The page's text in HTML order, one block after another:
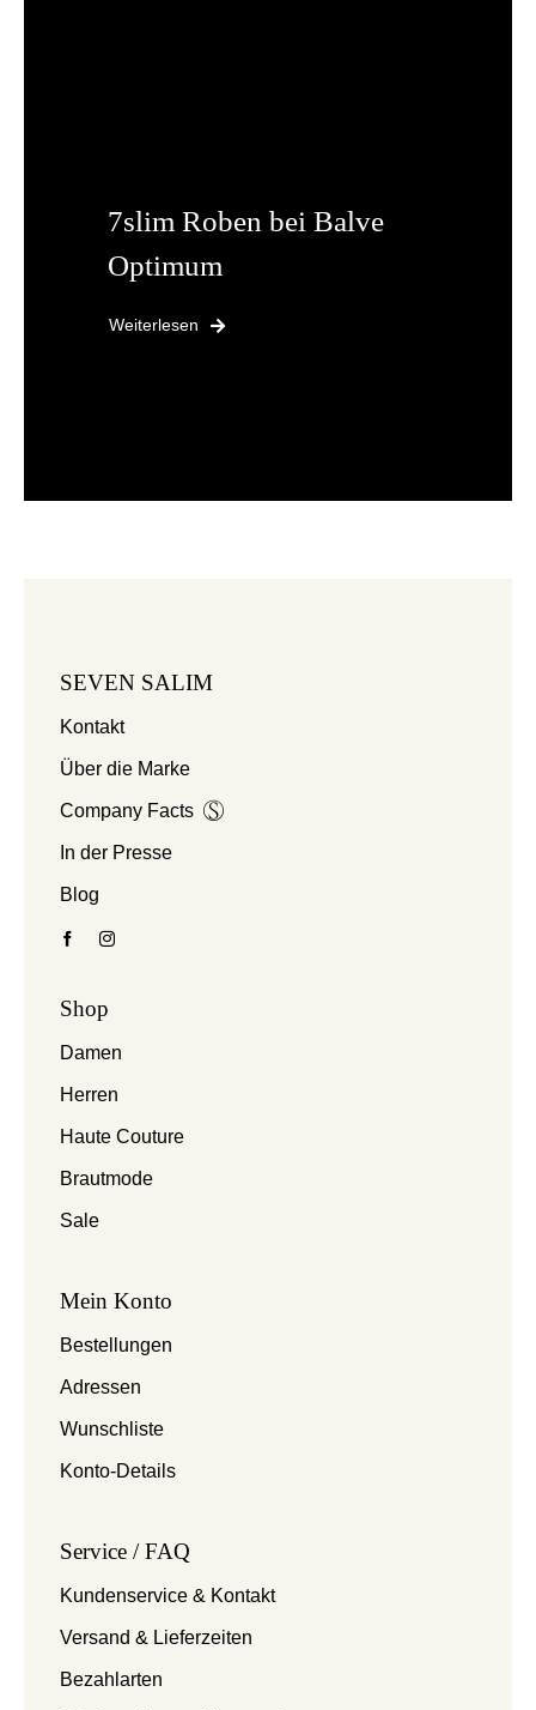
7slim Roben bei Balve
Optimum
Weiterlesen
SEVEN SALIM
Kontakt
Über die Marke
Company Facts
In der Presse
Blog
Shop
Damen
Herren
Haute Couture
Brautmode
Sale
Mein Konto
Bestellungen
Adressen
Wunschliste
Konto-Details
Service / FAQ
Kundenservice & Kontakt
Versand & Lieferzeiten
Bezahlarten